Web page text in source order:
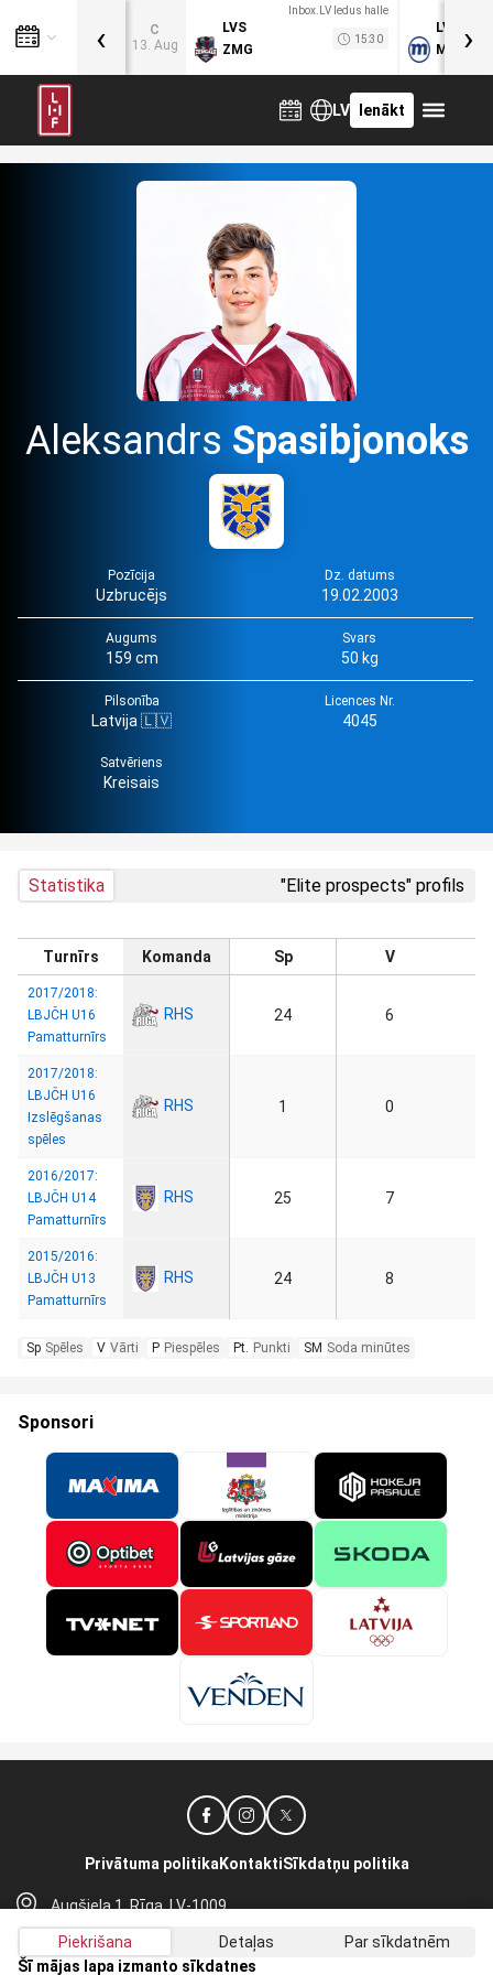
C
13. Aug
Inbox.LV ledus halle
LVS
ZMG
15:30
LVB
MOG
‹ ›
LV Ienākt
Aleksandrs Spasibjonoks
Pozīcija
Uzbrucējs
Dz. datums
19.02.2003
Augums
159 cm
Svars
50 kg
Pilsonība
Latvija 🇱🇻
Licences Nr.
4045
Satvēriens
Kreisais
Statistika "Elite prospects" profils
Turnīrs Komanda Sp V
2017/2018:
LBJČH U16
Pamatturnīrs
RHS 24 6
2017/2018:
LBJČH U16
Izslēgšanas
spēles
RHS 1 0
2016/2017:
LBJČH U14
Pamatturnīrs
RHS 25 7
2015/2016:
LBJČH U13
Pamatturnīrs
RHS 24 8
Sp Spēles V Vārti P Piespēles Pt. Punkti SM Soda minūtes
Sponsori
Augšiela 1, Rīga, LV-1009
lhf@lhf.lv
+371 67565614
Privātuma politika KontaktiSīkdatņu politika
Piekrišana Detaļas
Par sīkdatnēm
Šī mājas lapa izmanto sīkdatnes